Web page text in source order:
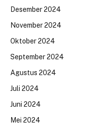
Desember 2024
November 2024
Oktober 2024
September 2024
Agustus 2024
Juli 2024
Juni 2024
Mei 2024